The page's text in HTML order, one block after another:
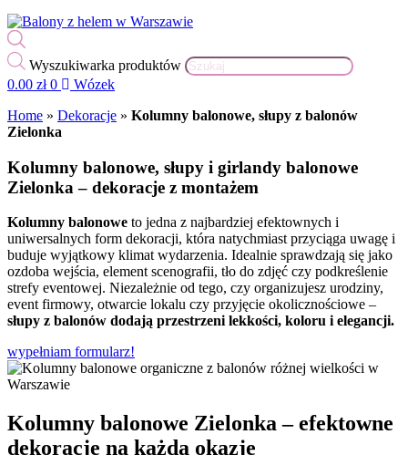
Wyszukiwarka produktów
0.00 zł 0
Wózek
Home » Dekoracje » Kolumny balonowe, słupy z balonów
Zielonka
Kolumny balonowe, słupy i girlandy balonowe
Zielonka – dekoracje z montażem
Kolumny balonowe to jedna z najbardziej efektownych i
uniwersalnych form dekoracji, która natychmiast przyciąga uwagę i
buduje wyjątkowy klimat wydarzenia. Idealnie sprawdzają się jako
ozdoba wejścia, element scenografii, tło do zdjęć czy podkreślenie
strefy eventowej. Niezależnie od tego, czy organizujesz urodziny,
event firmowy, otwarcie lokalu czy przyjęcie okolicznościowe –
słupy z balonów dodają przestrzeni lekkości, koloru i elegancji.
wypełniam formularz!
Kolumny balonowe Zielonka – efektowne
dekoracje na każdą okazję